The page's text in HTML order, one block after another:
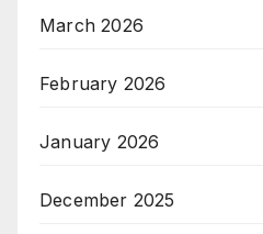
March 2026
February 2026
January 2026
December 2025